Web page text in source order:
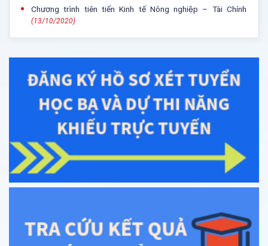
Chương trình tiên tiến Kinh tế Nông nghiệp – Tài Chính
(13/10/2020)